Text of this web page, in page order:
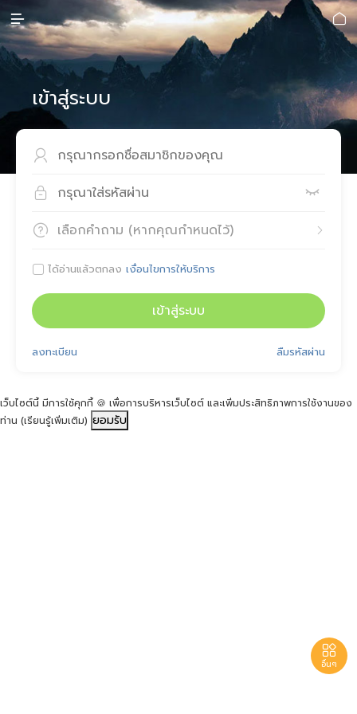
 
เข้าสู่ระบบ

 
 
เลือกคำถาม (หากคุณกำหนดไว้)
 ได้อ่านแล้วตกลง เงื่อนไขการให้บริการ
เข้าสู่ระบบ
ลืมรหัสผ่าน
ลงทะเบียน

อื่นๆ
เว็บไซต์นี้ มีการใช้คุกกี้ 🍪 เพื่อการบริหารเว็บไซต์ และเพิ่มประสิทธิภาพการใช้งานของ
ท่าน (เรียนรู้เพิ่มเติม) ยอมรับ